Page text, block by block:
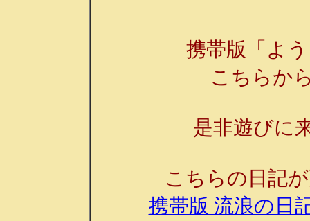
携帯版「よ
こちらか
是非遊びに
こちらの日記
携帯版 流浪の日